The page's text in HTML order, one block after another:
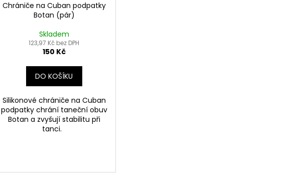
Chrániče na Cuban podpatky
Botan (pár)
Skladem
123,97 Kč bez DPH
150 Kč
DO KOŠÍKU
Silikonové chrániče na Cuban
podpatky chrání taneční obuv
Botan a zvyšují stabilitu při
tanci.